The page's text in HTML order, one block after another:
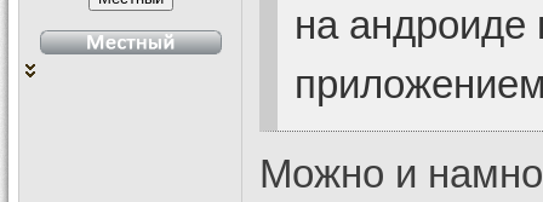
на андроиде
Можно и